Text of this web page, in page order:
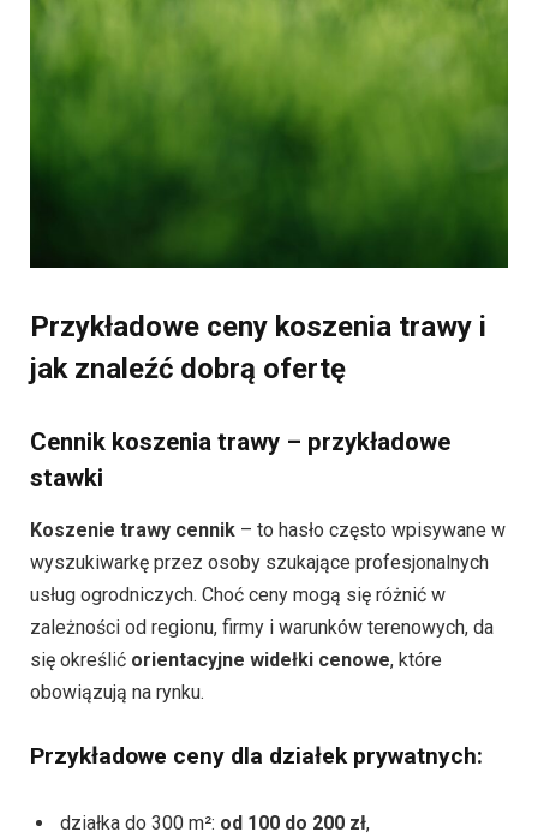
Przykładowe ceny koszenia trawy i
jak znaleźć dobrą ofertę
Cennik koszenia trawy – przykładowe
stawki
Koszenie trawy cennik – to hasło często wpisywane w
wyszukiwarkę przez osoby szukające profesjonalnych
usług ogrodniczych. Choć ceny mogą się różnić w
zależności od regionu, firmy i warunków terenowych, da
się określić orientacyjne widełki cenowe, które
obowiązują na rynku.
Przykładowe ceny dla działek prywatnych:
działka do 300 m²: od 100 do 200 zł,